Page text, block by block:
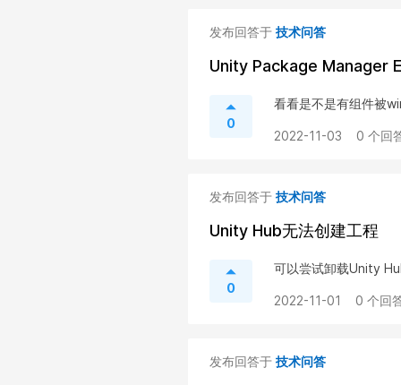
发布回答于 技术问答
Unity Package Manager
0
看看是不是有组件被
2022-11-03 0 个回
发布回答于 技术问答
Unity Hub无法创建工程
0
可以尝试卸载Unity
2022-11-01 0 个回
发布回答于 技术问答